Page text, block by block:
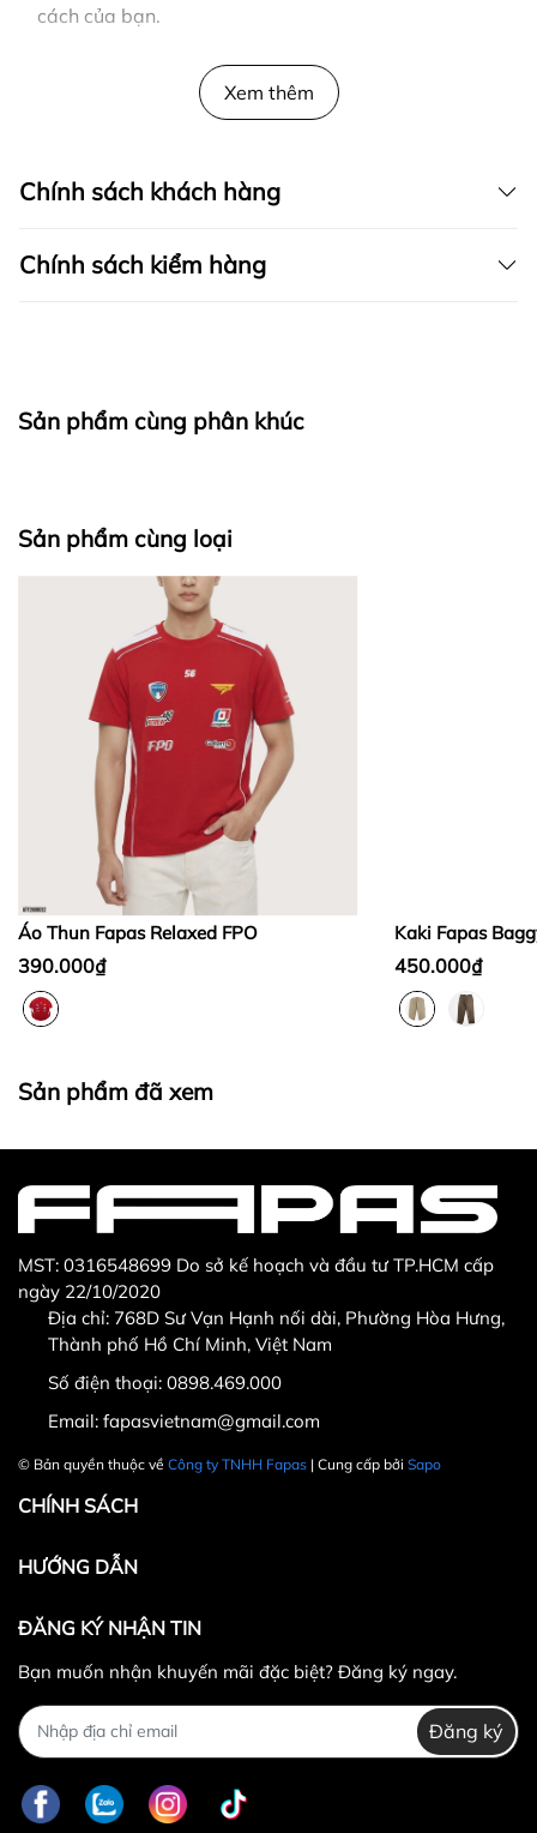
cách của bạn.
SẢN PHẨM ĐƯỢC THIẾT KẾ BỞI FAPAS
Xem thêm
Chính sách khách hàng
Chính sách kiểm hàng
Bước 3
Sản phẩm không đúng với đơn hàng đã đặt
Sản phẩm bị hư hỏng khi nhìn bằng mắt thường
Hotline CSKH: 090 376 9205
Fanpage:FACEBOOK.COM/FAPAS.VN
Sản phẩm cùng phân khúc
Sản phẩm cùng loại
Áo Thun Fapas Relaxed FPO
390.000₫
Kaki Fapas
450.000₫
Sản phẩm đã xem
MST: 0316548699 Do sở kế hoạch và đầu tư TP.HCM cấp
ngày 22/10/2020
Địa chỉ: 768D Sư Vạn Hạnh nối dài, Phường Hòa Hưng,
Thành phố Hồ Chí Minh, Việt Nam
Số điện thoại: 0898.469.000
Email: fapasvietnam@gmail.com
© Bản quyền thuộc về Công ty TNHH Fapas | Cung cấp bởi Sapo
CHÍNH SÁCH
HƯỚNG DẪN
ĐĂNG KÝ NHẬN TIN
Bạn muốn nhận khuyến mãi đặc biệt? Đăng ký ngay.
Đăng ký